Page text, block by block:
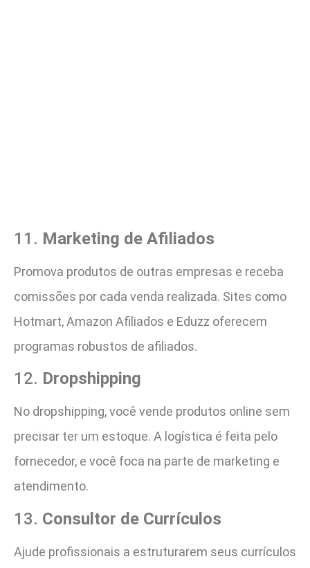
11. Marketing de Afiliados
Promova produtos de outras empresas e receba
comissões por cada venda realizada. Sites como
Hotmart, Amazon Afiliados e Eduzz oferecem
programas robustos de afiliados.
12. Dropshipping
No dropshipping, você vende produtos online sem
precisar ter um estoque. A logística é feita pelo
fornecedor, e você foca na parte de marketing e
atendimento.
13. Consultor de Currículos
Ajude profissionais a estruturarem seus currículos